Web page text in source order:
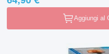
Aggiungi al